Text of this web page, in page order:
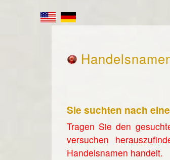
Sie suchten nach
Tragen Sie den
versuchen
Handelsnamen handelt.